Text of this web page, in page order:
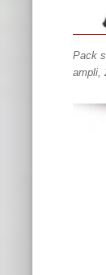
Pack
ampli,